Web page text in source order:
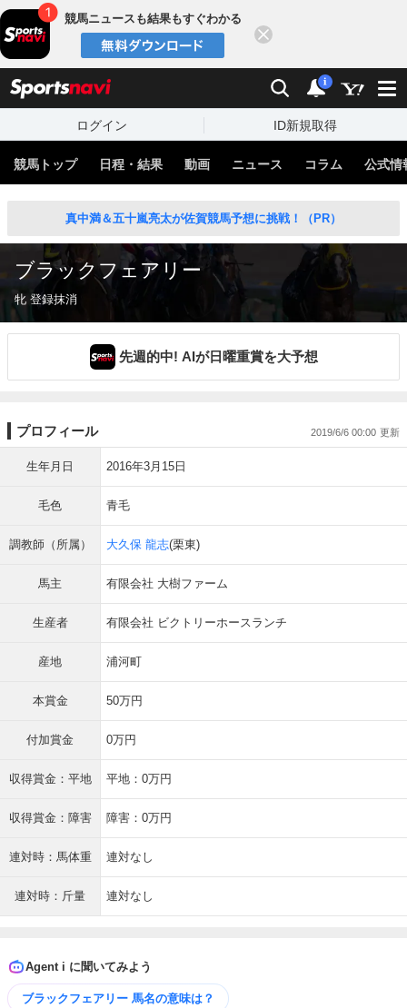
競馬ニュースも結果もすぐわかる
検索 通知
i
ログイン ID新規取得
競馬トップ 日程・結果 動画 ニュース コラム 公式情
真中満＆五十嵐亮太が佐賀競馬予想に挑戦！（PR）
ブラックフェアリー
牝 登録抹消
先週的中! AIが日曜重賞を大予想
プロフィール 2019/6/6 00:00
生年月日 2016年3月15日
毛色 青毛
調教師（所属） 大久保 龍志(栗東)
馬主 有限会社 大樹ファーム
生産者 有限会社 ビクトリーホースランチ
産地 浦河町
本賞金 50万円
付加賞金 0万円
収得賞金：平地 平地：0万円
収得賞金：障害 障害：0万円
連対時：馬体重 連対なし
連対時：斤量 連対なし
Agent i に聞いてみよう
ブラックフェアリー 馬名の意味は？